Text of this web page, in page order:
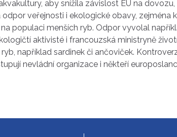
aby snížila závislost EU na
veřejnosti i ekologické obavy, zejména
populaci menších ryb. Odpor vyvolal
aktivisté i francouzská ministryně
například sardinek či ančoviček.
nevládní organizace i někteří